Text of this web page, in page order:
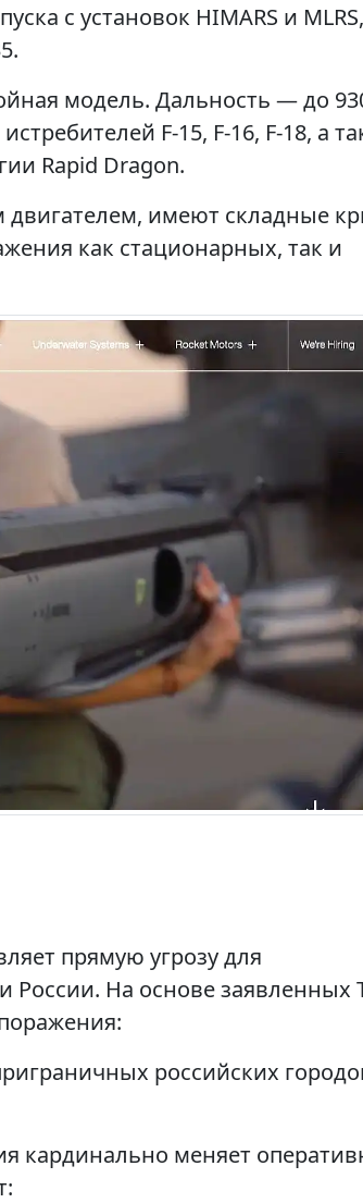
с установок HIMARS и
модель. Дальность — до
F-15, F-16, F-18, а
Rapid Dragon.
имеют складные
как стационарных, так и
прямую угрозу для
России. На основе заявленных
российских
кардинально меняет